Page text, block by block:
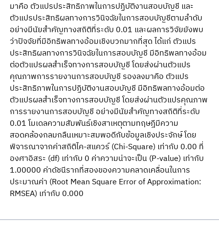
มาคือ ตัวแปรประสิทธิภาพในการปฏิบัติงานสอบบัญชี และ
ตัวแปรประสิทธิผลทางการวินิจฉัยในการสอบบัญชีตามลำดับ
อย่างมีนัยสำคัญทางสถิติที่ระดับ 0.01 และผลการวิจัยยังพบ
ว่าปัจจัยที่มีอิทธิพลทางอ้อมเชิงบวกมากที่สุด ได้แก่ ตัวแปร
ประสิทธิผลทางการวินิจฉัยในการสอบบัญชี มีอิทธิพลทางอ้อม
ต่อตัวแปรผลสำเร็จทางการสอบบัญชี โดยส่งผ่านตัวแปร
คุณภาพการรายงานการสอบบัญชี รองลงมาคือ ตัวแปร
ประสิทธิภาพในการปฏิบัติงานสอบบัญชี มีอิทธิพลทางอ้อมต่อ
ตัวแปรผลสำเร็จทางการสอบบัญชี โดยส่งผ่านตัวแปรคุณภาพ
การรายงานการสอบบัญชี อย่างมีนัยสำคัญทางสถิติที่ระดับ
0.01 โมเดลความสัมพันธ์เชิงสาเหตุตามทฤษฎีมีความ
สอดคล้องกลมกลืนเหมาะสมพอดีกับข้อมูลเชิงประจักษ์ โดย
พิจารณาจากค่าสถิติไค-สแควร์ (Chi-Square) เท่ากับ 0.00 ที่
องศาอิสระ (df) เท่ากับ 0 ค่าความน่าจะเป็น (P-value) เท่ากับ
1.00000 ค่าดัชนีรากที่สองของความคลาดเคลื่อนในการ
ประมาณค่า (Root Mean Square Error of Approximation:
RMSEA) เท่ากับ 0.000